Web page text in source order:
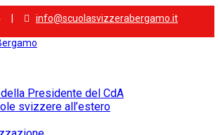
| info@scuolasvizzerabergamo.it
Presidente del CdA
svizzere all’estero